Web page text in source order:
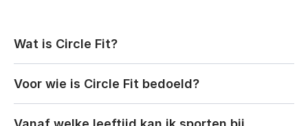
Wat is Circle Fit?